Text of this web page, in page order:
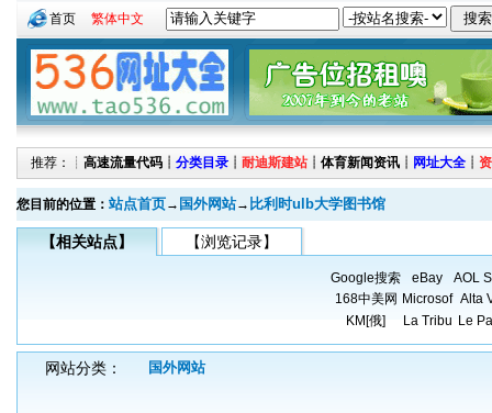
首页 繁体中文
推荐：┊ 高速流量代码 ┊ 分类目录 ┊ 耐迪斯建站 ┊ 体育新闻资讯 ┊ 网址大全 ┊
您目前的位置： 站点首页→ 国外网站→ 比利时ulb大学图书馆
【相关站点】 【浏览记录】
Google搜索 eBay
AOL
168中美网 Microsof Alta
KM[俄]
La Tribu Le
网站分类： 国外网站